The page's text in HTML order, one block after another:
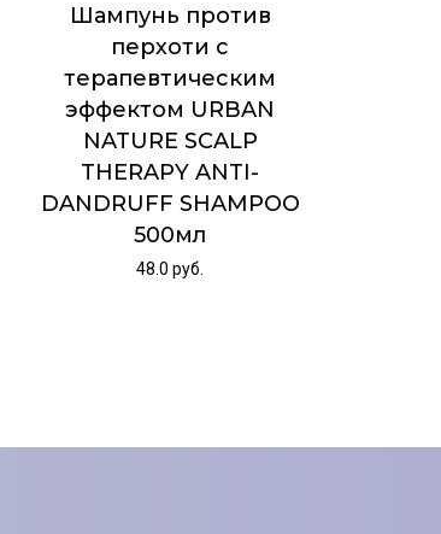
Шампунь против
перхоти с
терапевтическим
эффектом URBAN
NATURE SCALP
THERAPY ANTI-
DANDRUFF SHAMPOO
500мл
48.0руб.